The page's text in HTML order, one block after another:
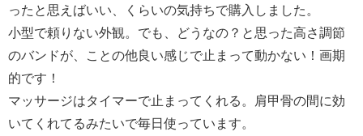
・妊娠初期の不安定期または出産直後の人
・背骨（脊椎）に異常のある人や曲がっている人
・糖尿病などによる高度な抹しょう（梢）循環障害
からくる知覚障害のある人
・皮膚に創傷のある人
・安静を必要としている人や体調がすぐれない人
・骨粗しょう症の人、せきついの骨折、ねんざ、肉
ったと思えばいい、くらいの気持ちで購入しました。
小型で頼りない外観。でも、どうなの？と思った高さ調節
のバンドが、ことの他良い感じで止まって動かない！画期
的です！
マッサージはタイマーで止まってくれる。肩甲骨の間に効
いてくれてるみたいで毎日使っています。